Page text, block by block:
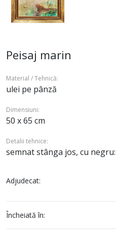
Peisaj marin
Material / Tehnică:
ulei pe pânză
Dimensiuni:
50 x 65 cm
Detalii tehnice:
semnat stânga jos, cu negru:
Adjudecat:
Încheiată în: